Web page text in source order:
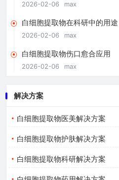
2026-02-06 max
白细胞提取物在科研中的用途
2026-02-06 max
白细胞提取物伤口愈合应用
2026-02-06 max
解决方案
白细胞提取物医美解决方案
白细胞提取物护肤解决方案
白细胞提取物科研解决方案